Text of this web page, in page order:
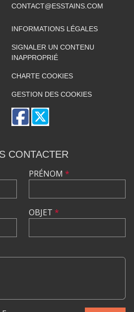
CONTACT@ESSTAINS.COM
INFORMATIONS LÉGALES
SIGNALER UN CONTENU
INAPPROPRIÉ
CHARTE COOKIES
GESTION DES COOKIES
CONTACTER
PRÉNOM *
OBJET *